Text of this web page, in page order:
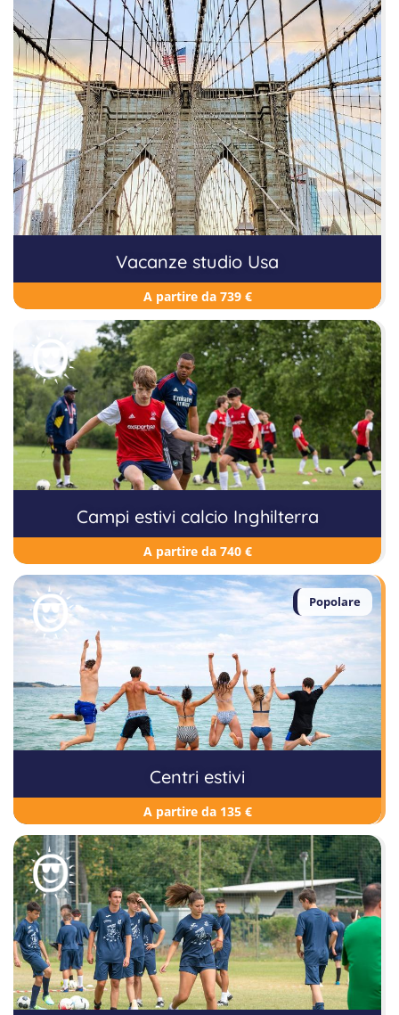
Vacanze studio Usa
A partire da 739 €
Campi estivi calcio Inghilterra
A partire da 740 €
Popolare
Centri estivi
A partire da 135 €